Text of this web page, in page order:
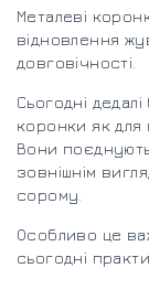
Металеві
відновлення
довговічності.
Сьогодні
коронки як для
Вони
зовнішнім
сорому.
Особливо це
сьогодні